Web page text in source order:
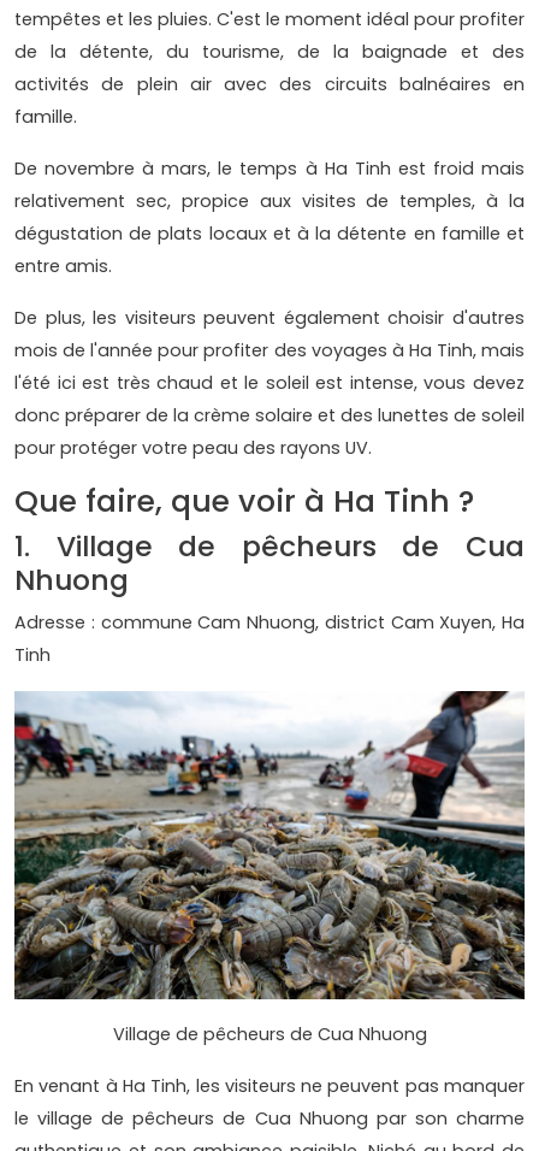
tempêtes et les pluies. C'est le moment idéal pour profiter
de la détente, du tourisme, de la baignade et des
activités de plein air avec des circuits balnéaires en
famille.
De novembre à mars, le temps à Ha Tinh est froid mais
relativement sec, propice aux visites de temples, à la
dégustation de plats locaux et à la détente en famille et
entre amis.
De plus, les visiteurs peuvent également choisir d'autres
mois de l'année pour profiter des voyages à Ha Tinh, mais
l'été ici est très chaud et le soleil est intense, vous devez
donc préparer de la crème solaire et des lunettes de soleil
pour protéger votre peau des rayons UV.
Que faire, que voir à Ha Tinh ?
1. Village de pêcheurs de Cua
Nhuong
Adresse : commune Cam Nhuong, district Cam Xuyen, Ha
Tinh
Village de pêcheurs de Cua Nhuong
En venant à Ha Tinh, les visiteurs ne peuvent pas manquer
le village de pêcheurs de Cua Nhuong par son charme